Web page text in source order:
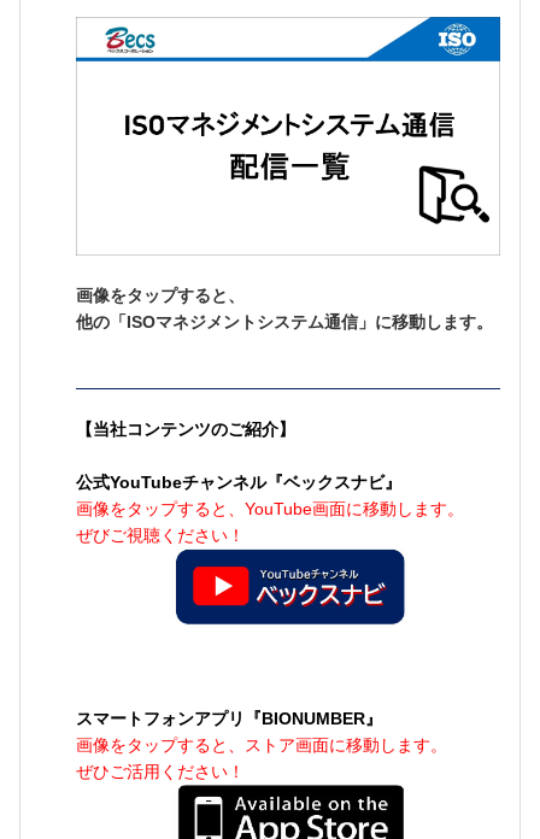
画像をタップすると、
他の「ISOマネジメントシステム通信」に移動します。
【当社コンテンツのご紹介】
公式YouTubeチャンネル『ベックスナビ』
画像をタップすると、YouTube画面に移動します。
ぜびご視聴ください！
スマートフォンアプリ『BIONUMBER』
画像をタップすると、ストア画面に移動します。
ぜひご活用ください！